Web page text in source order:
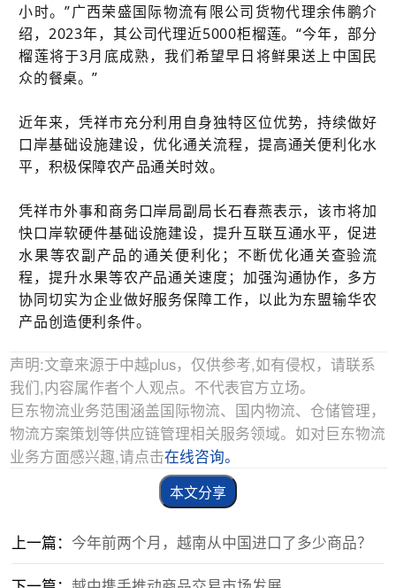
小时。”广西荣盛国际物流有限公司货物代理余伟鹏介
绍，2023年，其公司代理近5000柜榴莲。“今年，部分
榴莲将于3月底成熟，我们希望早日将鲜果送上中国民
众的餐桌。”
近年来，凭祥市充分利用自身独特区位优势，持续做好
口岸基础设施建设，优化通关流程，提高通关便利化水
平，积极保障农产品通关时效。
凭祥市外事和商务口岸局副局长石春燕表示，该市将加
快口岸软硬件基础设施建设，提升互联互通水平，促进
水果等农副产品的通关便利化；不断优化通关查验流
程，提升水果等农产品通关速度；加强沟通协作，多方
协同切实为企业做好服务保障工作，以此为东盟输华农
产品创造便利条件。
声明:文章来源于中越plus，仅供参考,如有侵权，请联系
我们,内容属作者个人观点。不代表官方立场。
巨东物流业务范围涵盖国际物流、国内物流、仓储管理，
物流方案策划等供应链管理相关服务领域。如对巨东物流
业务方面感兴趣,请点击在线咨询。
本文分享
上一篇： 今年前两个月，越南从中国进口了多少商品？